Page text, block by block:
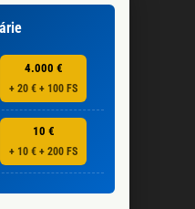
4.000 €
+ 20 € + 100 FS
10 €
+ 10 € + 200 FS